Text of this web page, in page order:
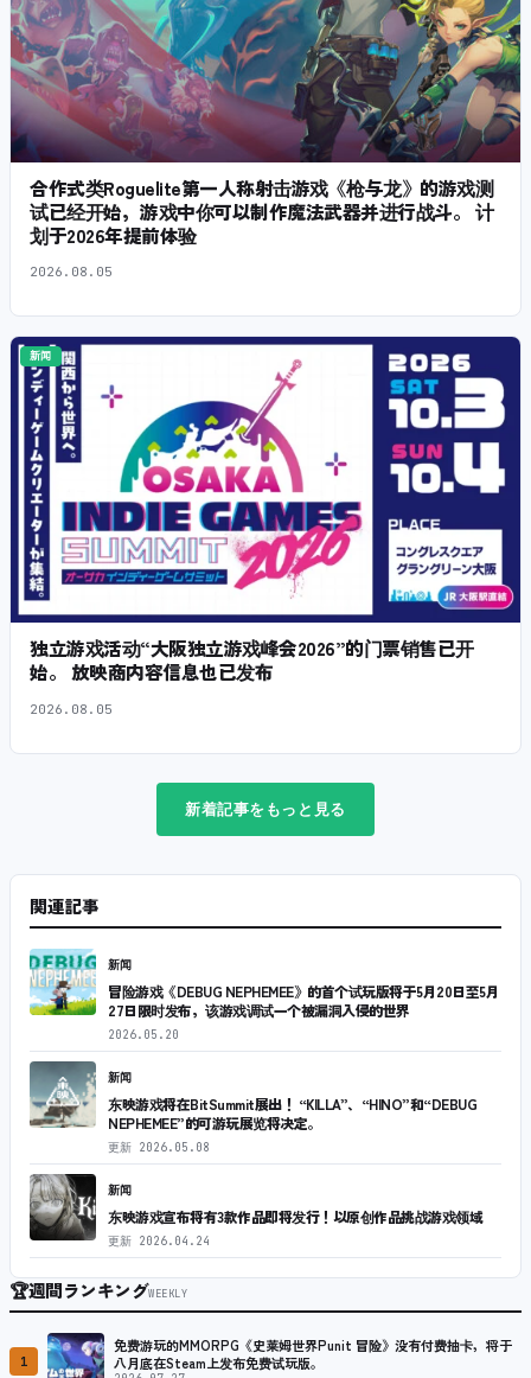
合作式类Roguelite第一人称射击游戏《枪与龙》的游戏测
试已经开始，游戏中你可以制作魔法武器并进行战斗。 计
划于2026年提前体验
2026.08.05
新闻
独立游戏活动“大阪独立游戏峰会2026”的门票销售已开
始。 放映商内容信息也已发布
2026.08.05
新着記事をもっと見る
関連記事
新闻
冒险游戏《DEBUG NEPHEMEE》的首个试玩版将于5月20日至5月
27日限时发布，该游戏调试一个被漏洞入侵的世界
2026.05.20
新闻
东映游戏将在BitSummit展出！ “KILLA”、“HINO”和“DEBUG
NEPHEMEE”的可游玩展览将决定。
更新 2026.05.08
新闻
东映游戏宣布将有3款作品即将发行！以原创作品挑战游戏领域
更新 2026.04.24
🏆週間ランキングWEEKLY
1
免费游玩的MMORPG《史莱姆世界Punit 冒险》没有付费抽卡，将于
八月底在Steam上发布免费试玩版。